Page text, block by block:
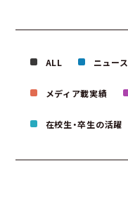
ALL ニュース
メディア載実績
在校生・卒生の活躍